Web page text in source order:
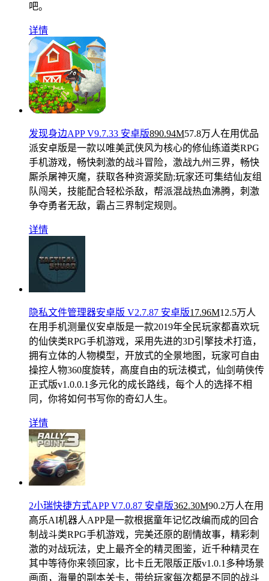
吧。
详情
发现身边APP V9.7.33 安卓版890.94M57.8万人在用优品
派安卓版是一款以唯美武侠风为核心的修仙练道类RPG
手机游戏，畅快刺激的战斗冒险，激战九州三界，畅快
厮杀屠神灭魔，获取各种资源奖励;玩家还可集结仙友组
队闯关，技能配合轻松杀敌，帮派混战热血沸腾，刺激
争夺勇者无敌，霸占三界制定规则。
详情
隐私文件管理器安卓版 V2.7.87 安卓版17.96M12.5万人
在用手机测量仪安卓版是一款2019年全民玩家都喜欢玩
的仙侠类RPG手机游戏，采用先进的3D引擎技术打造，
拥有立体的人物模型，开放式的全景地图，玩家可自由
操控人物360度旋转，高度自由的玩法模式，仙剑萌侠传
正式版v1.0.0.1多元化的成长路线，每个人的选择不相
同，你将如何书写你的奇幻人生。
详情
2小瑞快捷方式APP V7.0.87 安卓版362.30M90.2万人在用
高乐AI机器人APP是一款根据童年记忆改编而成的回合
制战斗类RPG手机游戏，完美还原的剧情故事，精彩刺
激的对战玩法，史上最齐全的精灵图鉴，近千种精灵在
其中等待你来领回家，比卡丘无限版正版v1.0.1多种场景
画面，海量的副本关卡，带给玩家每次都是不同的战斗